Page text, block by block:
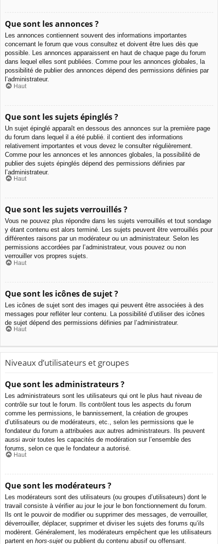
Que sont les annonces ?
Les annonces contiennent souvent des informations importantes
concernant le forum que vous consultez et doivent être lues dès que
possible. Les annonces apparaissent en haut de chaque page du forum
dans lequel elles sont publiées. Comme pour les annonces globales, la
possibilité de publier des annonces dépend des permissions définies par
l’administrateur.
Haut
Que sont les sujets épinglés ?
Un sujet épinglé apparaît en dessous des annonces sur la première page
du forum dans lequel il a été publié. il contient des informations
relativement importantes et vous devez le consulter régulièrement.
Comme pour les annonces et les annonces globales, la possibilité de
publier des sujets épinglés dépend des permissions définies par
l’administrateur.
Haut
Que sont les sujets verrouillés ?
Vous ne pouvez plus répondre dans les sujets verrouillés et tout sondage
y étant contenu est alors terminé. Les sujets peuvent être verrouillés pour
différentes raisons par un modérateur ou un administrateur. Selon les
permissions accordées par l’administrateur, vous pouvez ou non
verrouiller vos propres sujets.
Haut
Que sont les icônes de sujet ?
Les icônes de sujet sont des images qui peuvent être associées à des
messages pour refléter leur contenu. La possibilité d’utiliser des icônes
de sujet dépend des permissions définies par l’administrateur.
Haut
Niveaux d’utilisateurs et groupes
Que sont les administrateurs ?
Les administrateurs sont les utilisateurs qui ont le plus haut niveau de
contrôle sur tout le forum. Ils contrôlent tous les aspects du forum
comme les permissions, le bannissement, la création de groupes
d’utilisateurs ou de modérateurs, etc., selon les permissions que le
fondateur du forum a attribuées aux autres administrateurs. Ils peuvent
aussi avoir toutes les capacités de modération sur l’ensemble des
forums, selon ce que le fondateur a autorisé.
Haut
Que sont les modérateurs ?
Les modérateurs sont des utilisateurs (ou groupes d’utilisateurs) dont le
travail consiste à vérifier au jour le jour le bon fonctionnement du forum.
Ils ont le pouvoir de modifier ou supprimer des messages, de verrouiller,
déverrouiller, déplacer, supprimer et diviser les sujets des forums qu’ils
modèrent. Généralement, les modérateurs empêchent que les utilisateurs
partent en hors-sujet ou publient du contenu abusif ou offensant.